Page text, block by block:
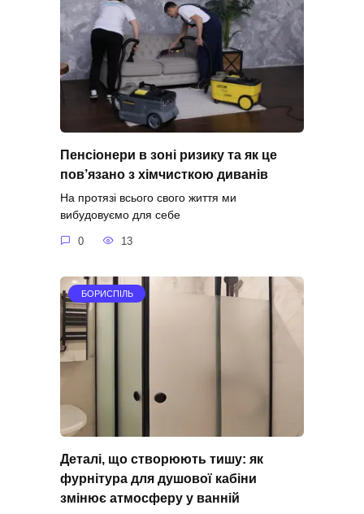
Пенсіонери в зоні ризику та як це
пов’язано з хімчисткою диванів
На протязі всього свого життя ми
вибудовуємо для себе
0 13
БОРИСПІЛЬ
Деталі, що створюють тишу: як
фурнітура для душової кабіни
змінює атмосферу у ванній